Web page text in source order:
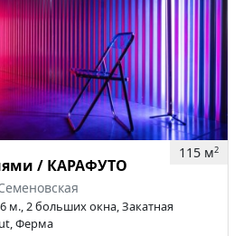
115 м2
/ КАРАФУТО
м., 2 больших окна, Закатная
Ферма